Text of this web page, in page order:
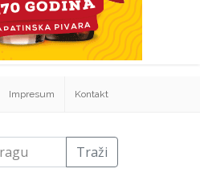
Impresum Kontakt
Traži